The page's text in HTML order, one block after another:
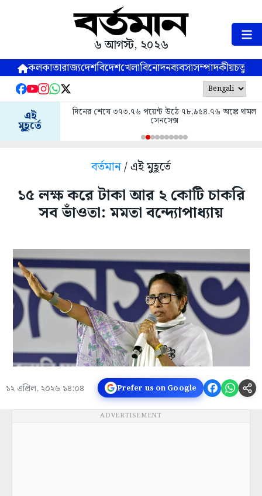
৬ আগস্ট, ২০২৬
কলকাতারাজ্যদেশবিদেশখেলাবিনোদনব্যবসাসম্পাদকীয়
এই
মুহূর্তে
দিনের শেষে ৩৭৩.৭৬ পয়েন্ট উঠে ৭৮,৯৫৪.৭৬ অঙ্কে থামল
সেনসেক্স
বর্তমান/ এই মুহূর্তে
১৫ লক্ষ করে টাকা আর ২ কোটি চাকরি
সব ভাঁওতা: মমতা বন্দ্যোপাধ্যায়
১২ এপ্রিল, ২০২৬ ১৪:০৪ Prefer us on Google
ADVERTISEMENT